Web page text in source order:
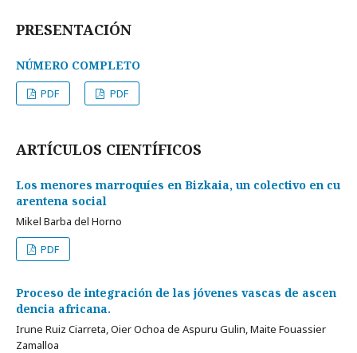
PRESENTACIÓN
NÚMERO COMPLETO
PDF PDF
ARTÍCULOS CIENTÍFICOS
Los menores marroquíes en Bizkaia, un colectivo en cu
arentena social
Mikel Barba del Horno
PDF
Proceso de integración de las jóvenes vascas de ascen
dencia africana.
Irune Ruiz Ciarreta, Oier Ochoa de Aspuru Gulin, Maite Fouassier
Zamalloa